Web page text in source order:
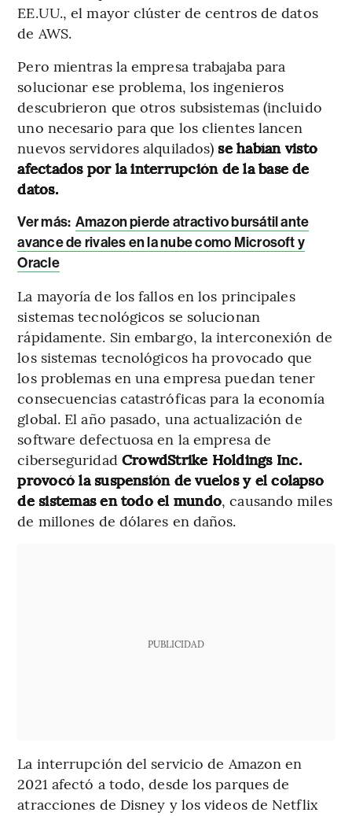
EE.UU., el mayor clúster de centros de datos
de AWS.
Pero mientras la empresa trabajaba para
solucionar ese problema, los ingenieros
descubrieron que otros subsistemas (incluido
uno necesario para que los clientes lancen
nuevos servidores alquilados)se habían visto
afectados por la interrupción de la base de
datos.
Ver más: Amazon pierde atractivo bursátil ante
avance de rivales en la nube como Microsoft y
Oracle
La mayoría de los fallos en los principales
sistemas tecnológicos se solucionan
rápidamente. Sin embargo, la interconexión de
los sistemas tecnológicos ha provocado que
los problemas en una empresa puedan tener
consecuencias catastróficas para la economía
global. El año pasado, una actualización de
software defectuosa en la empresa de
ciberseguridad CrowdStrike Holdings Inc.
provocó la suspensión de vuelos y el colapso
de sistemas en todo el mundo, causando miles
de millones de dólares en daños.
PUBLICIDAD
La interrupción del servicio de Amazon en
2021 afectó a todo, desde los parques de
atracciones de Disney y los videos de Netflix